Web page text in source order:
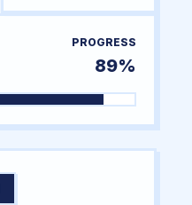
PROGRESS
89%